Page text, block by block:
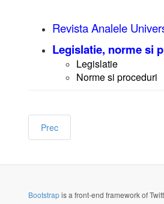
Revista Analele
Legislatie, norme si
Legislatie
Norme si proceduri
Prec
Bootstrapis a front-end framework of